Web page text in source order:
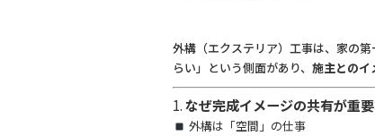
外構（エクステリア）工事は、家の
らい」という側面があり、 施主とのイ
1.なぜ完成イメージの共有が重
外構は「空間」の仕事